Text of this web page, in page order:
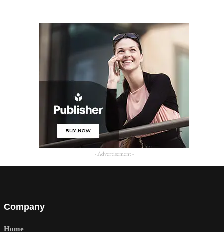
- Advertisement -
Company
Home